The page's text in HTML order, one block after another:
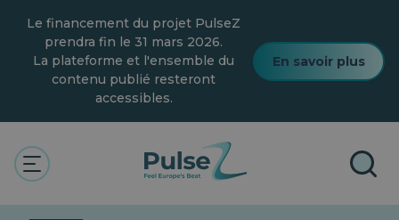
content
Le financement du projet PulseZ
prendra fin le 31 mars 2026.
La plateforme et l'ensemble du
contenu publié resteront
accessibles.
En savoir plus